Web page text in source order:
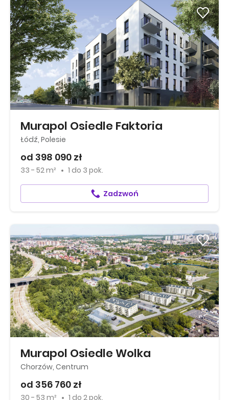
Murapol Osiedle Faktoria
Łódź, Polesie
od 398 090 zł
33 - 52 m² 1 do 3 pok.
Zadzwoń
Murapol Osiedle Wolka
Chorzów, Centrum
od 356 760 zł
30 - 53 m² 1 do 2 pok.